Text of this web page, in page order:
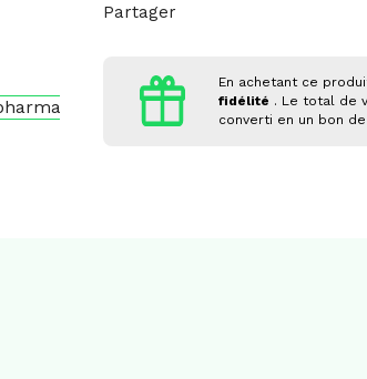
Partager
En achetant ce
fidélité . Le total de
converti en un bon de